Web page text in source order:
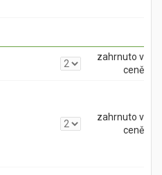
zahrnuto v
ceně
zahrnuto v
ceně